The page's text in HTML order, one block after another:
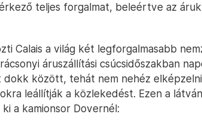
teljes forgalmat, beleértve az
Calais a világ két legforgalmasabb
áruszállítási csúcsidőszakban
dokk között, tehát nem nehéz
leállítják a közlekedést. Ezen a
a kamionsor Dovernél: